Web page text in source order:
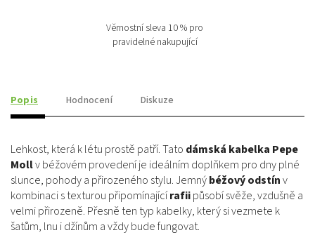
Věrnostní sleva 10 % pro
pravidelné nakupující
Popis Hodnocení Diskuze
Lehkost, která k létu prostě patří. Tato dámská kabelka Pepe
Mollv béžovém provedení je ideálním doplňkem pro dny plné
slunce, pohody a přirozeného stylu. Jemnýbéžový odstínv
kombinaci s texturou připomínajícírafiipůsobí svěže, vzdušně a
velmi přirozeně. Přesně ten typ kabelky, který si vezmete k
šatům, lnu i džínům a vždy bude fungovat.